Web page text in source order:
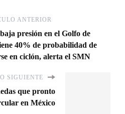
ANTERIOR
presión en el Golfo de
40% de probabilidad de
en ciclón, alerta el SMN
SIGUIENTE
que pronto
en México